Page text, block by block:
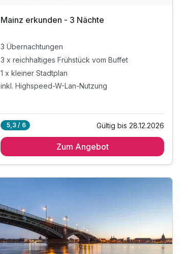
Mainz erkunden - 3 Nächte
3 Übernachtungen
3 x reichhaltiges Frühstück vom Buffet
1 x kleiner Stadtplan
inkl. Highspeed-W-Lan-Nutzung
5,3 / 6 Gültig bis 28.12.2026
Zum Angebot